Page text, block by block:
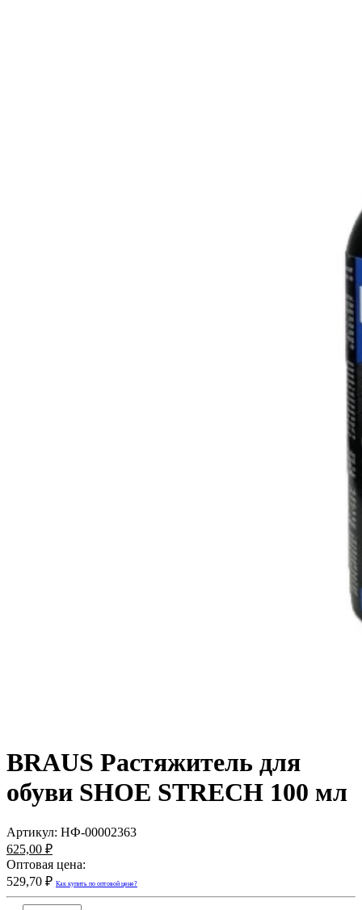
BRAUS Растяжитель для
обуви SHOE STRECH 100 мл
Артикул: НФ-00002363
625,00 ₽
Оптовая цена:
529,70 ₽ Как купить по оптовой цене?